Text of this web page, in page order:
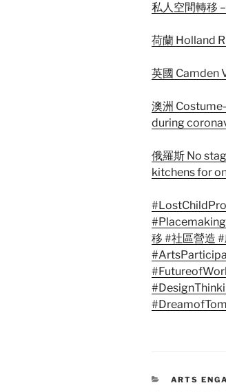
私人空間轉移
荷蘭 Holland
英國 Camden
澳洲
during
俄羅斯 No
kitchens for
#Placemaking
移 #社區營造 #
ARTS